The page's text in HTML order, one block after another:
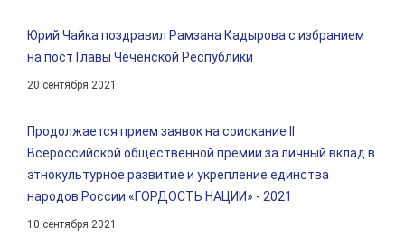
Юрий Чайка поздравил Рамзана Кадырова с избранием
на пост Главы Чеченской Республики
20 сентября 2021
Продолжается прием заявок на соискание II
Всероссийской общественной премии за личный вклад в
этнокультурное развитие и укрепление единства
народов России «ГОРДОСТЬ НАЦИИ» - 2021
10 сентября 2021